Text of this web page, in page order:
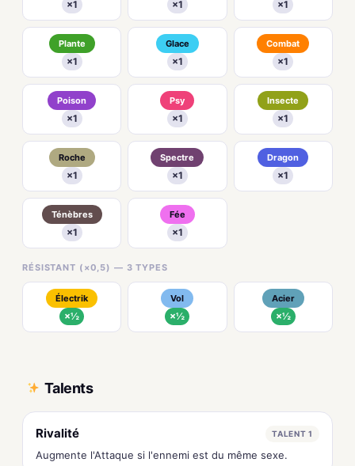
×1 ×1 ×1
Plante
×1
Glace
×1
Combat
×1
Poison
×1
Psy
×1
Insecte
×1
Roche
×1
Spectre
×1
Dragon
×1
Ténèbres
×1
Fée
×1
RÉSISTANT (×0,5) — 3 TYPES
Électrik
×½
Vol
×½
Acier
×½
Talents
Rivalité TALENT 1
Augmente l'Attaque si l'ennemi est du même sexe.